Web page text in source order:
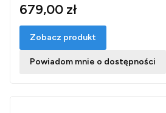
679,00 zł
Zobacz produkt
Powiadom mnie o dostępności